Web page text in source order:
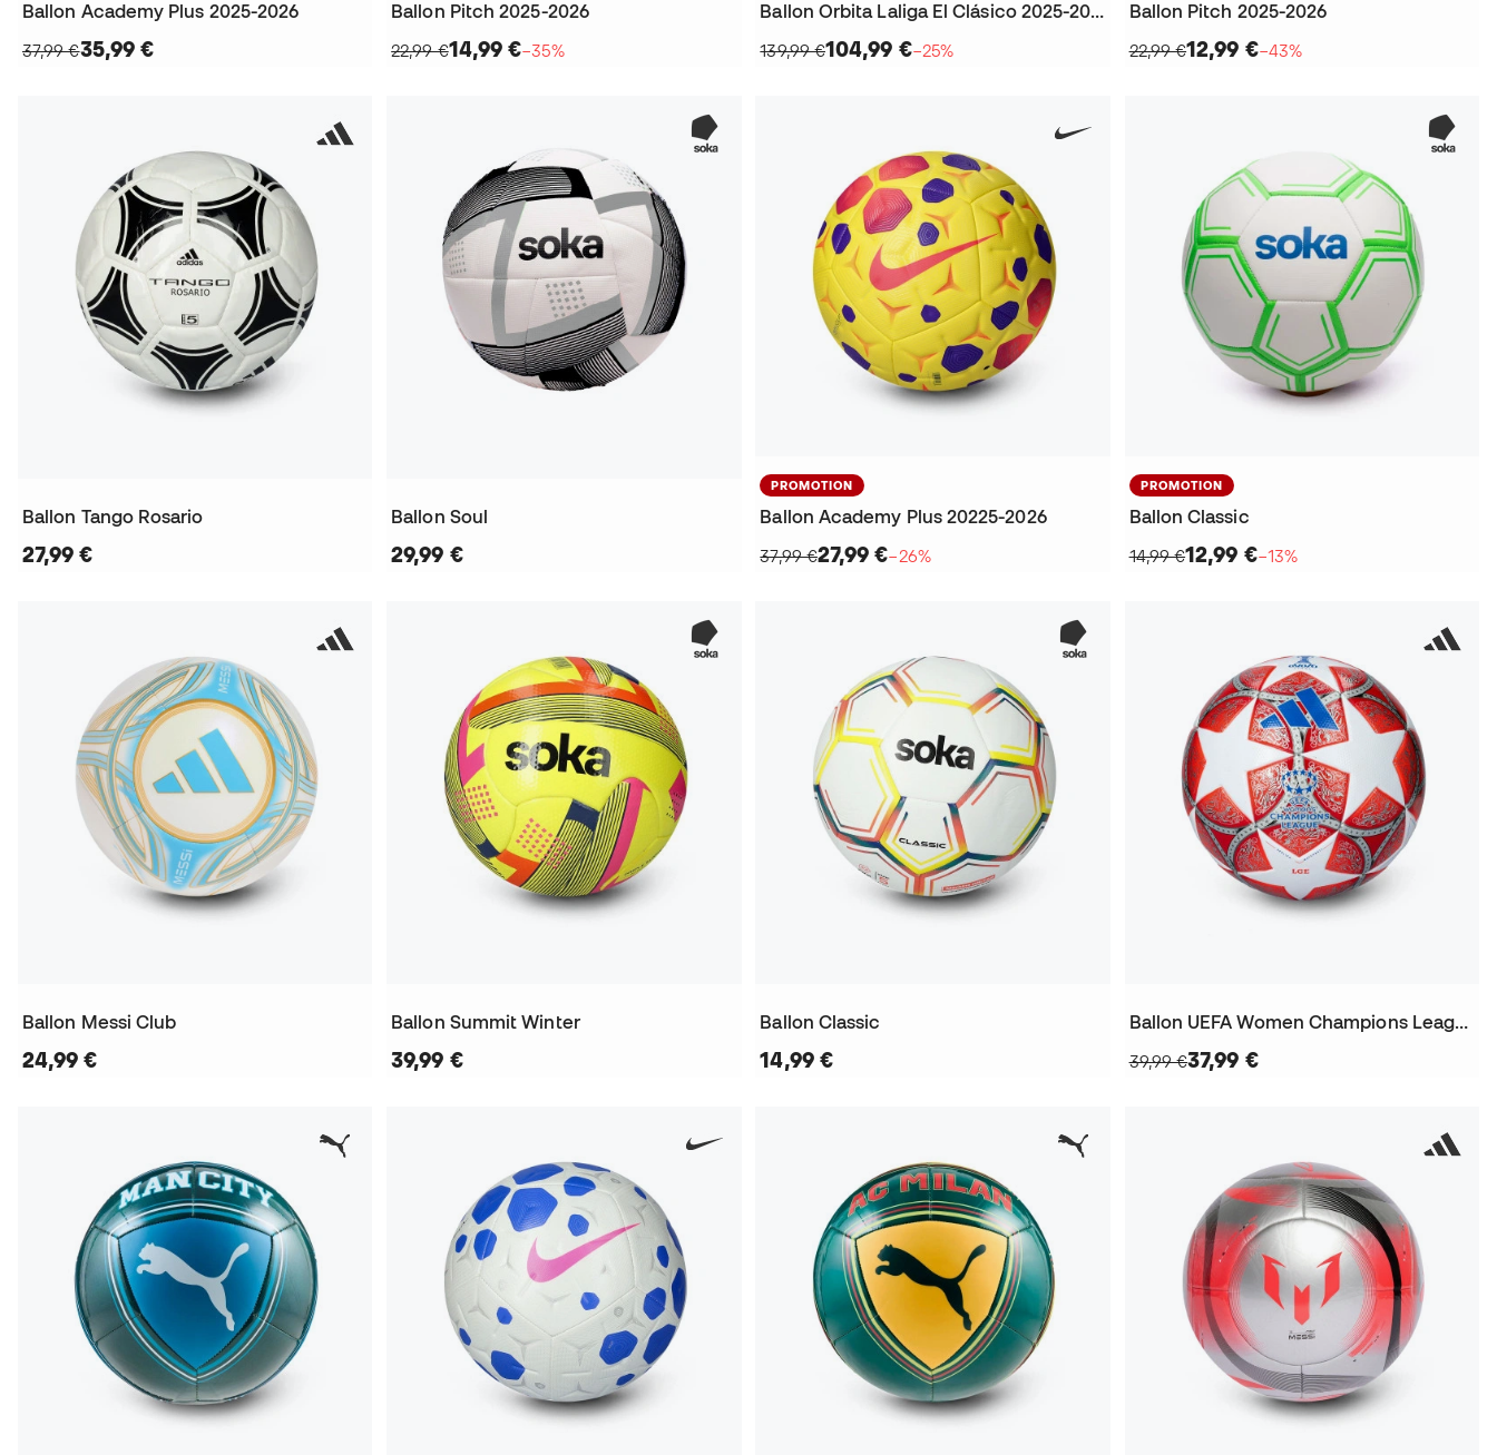
Ballon Academy Plus 2025-2026
37,99 €35,99 €
Ballon Pitch 2025-2026
22,99 €14,99 €−35%
Ballon Orbita Laliga El Clásico 2025-2026 Fifa Quality Pro Box
139,99 €104,99 €−25%
Ballon Pitch 2025-2026
22,99 €12,99 €−43%
Ballon Tango Rosario
27,99 €
Ballon Soul
29,99 €
PROMOTION
Ballon Academy Plus 20225-2026
37,99 €27,99 €−26%
PROMOTION
Ballon Classic
14,99 €12,99 €−13%
Ballon Messi Club
24,99 €
Ballon Summit Winter
39,99 €
Ballon Classic
14,99 €
Ballon UEFA Women Champions League 2025-2026 Final League
39,99 €37,99 €